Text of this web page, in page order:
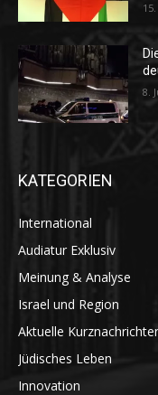
8.
KATEGORIEN
International
Audiatur Exklusiv
Meinung & Analyse
Israel und Region
Aktuelle
Jüdisches Leben
Innovation